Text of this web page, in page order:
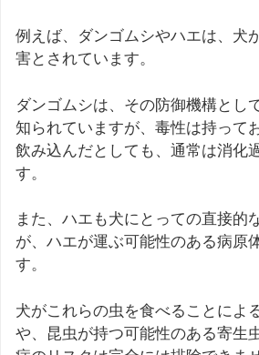
例えば、ダンゴムシやハエは、犬
害とされています。
ダンゴムシは、その防御機構とし
知られていますが、毒性は持って
飲み込んだとしても、通常は消化
す。
また、ハエも犬にとっての直接的
が、ハエが運ぶ可能性のある病原
す。
犬がこれらの虫を食べることによ
や、昆虫が持つ可能性のある寄生